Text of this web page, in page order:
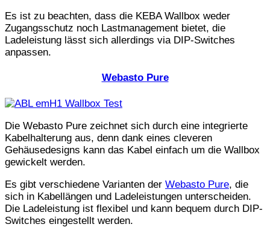
Es ist zu beachten, dass die KEBA Wallbox weder
Zugangsschutz noch Lastmanagement bietet, die
Ladeleistung lässt sich allerdings via DIP-Switches
anpassen.
Webasto Pure
Die Webasto Pure zeichnet sich durch eine integrierte
Kabelhalterung aus, denn dank eines cleveren
Gehäusedesigns kann das Kabel einfach um die Wallbox
gewickelt werden.
Es gibt verschiedene Varianten der Webasto Pure, die
sich in Kabellängen und Ladeleistungen unterscheiden.
Die Ladeleistung ist flexibel und kann bequem durch DIP-
Switches eingestellt werden.